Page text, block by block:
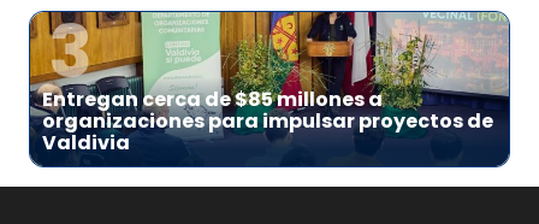
3
Entregan cerca de $85 millones a
organizaciones para impulsar proyectos de
Valdivia